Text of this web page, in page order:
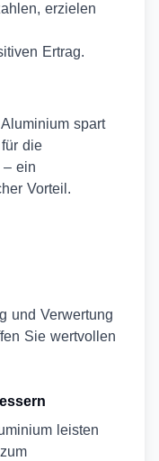
erzielen
Ertrag.
spart
die
– ein
Vorteil.
und Verwertung
Sie wertvollen
leisten